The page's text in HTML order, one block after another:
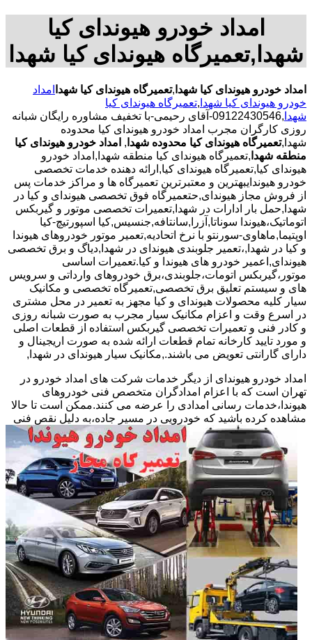
امداد خودرو هیوندای کیا
شهدا,تعمیرگاه هیوندای کیا شهدا
امداد خودرو هیوندای کیا شهدا ,تعمیرگاه هیوندای کیا شهدا امداد
خودرو هیوندای کیا شهدا ,تعمیرگاه هیوندای کیا
شهدا
,09122430546-آقای رحیمی-با تخفیف مشاوره رایگان شبانه
روزی کارگران مجرب امداد خودرو هیوندای کیا محدوده
شهدا,تعمیرگاه هیوندای کیا محدوده شهدا , امداد خودرو هیوندای کیا
منطقه شهدا ,تعمیرگاه هیوندای کیا منطقه شهدا,امداد خودرو
هیوندای کیا,تعمیرگاه هیوندای کیا,ارائه دهنده خدمات تخصصی
خودرو هیوندایبهترین و معتبرترین تعمیرگاه ها و مراکز خدمات پس
از فروش مجاز هیوندای,حتعمیرگاه فوق تخصصی هیوندای و کیا در
شهدا,حمل بار ادارات در شهدا,تعمیرات تخصصی موتور و گیربکس
اتوماتیک،هیوندا سوناتا,آزرا,سانتافه,جنسیس,کیا اسپورتیچ-کیا
اوپتیما‌,ماهاوی-سورنتو با نرخ اتحادیه,تعمیر موتور خودروهای هیوندا
و کیا در شهدا,،تعمیر جلوبندی هیوندای در شهدا,دیاگ و برق تخصصی
هیوندای,اعمیر خودرو های هیوندا و کیا.تعمیرات اساسی
موتور،گیربکس اتومات،جلوبندی،برق خودروهای وارداتی و سرویس
های و سیستم تعلیق برق تخصصی,تعمیرگاه تخصصی و مکانیک
سیار کلیه محصولات هیوندای و کیا مجهز به تعمیر در محل مشتری
در اسرع وقت و اعزام مکانیک سیار مجرب به صورت شبانه روزی
و کادر فنی و تعمیرات تخصصی گیربکس استفاده از قطعات اصلی
و مورد تایید کارخانه تمام قطعات ارائه شده به صورت اریجینال و
دارای گارانتی تعویض می باشند.,مکانیک سیار هیوندای در شهدا,
امداد خودرو هیوندای از دیگر خدمات شرکت های امداد خودرو در
تهران است که با اعزام امدادگران متخصص فنی خودروهای
هیوندا،خدمات رسانی امدادی را عرضه می کنند.ممکن است تا حالا
مشاهده کرده باشید که خودرویی در مسیر جاده،به دلیل نقص فنی